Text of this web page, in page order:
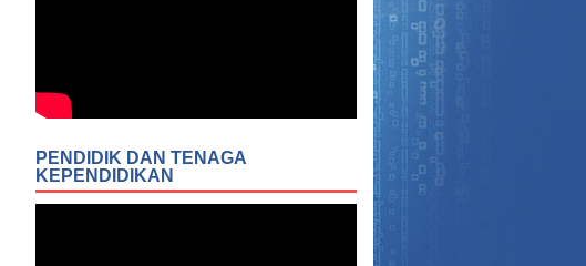
PENDIDIK DAN TENAGA
KEPENDIDIKAN